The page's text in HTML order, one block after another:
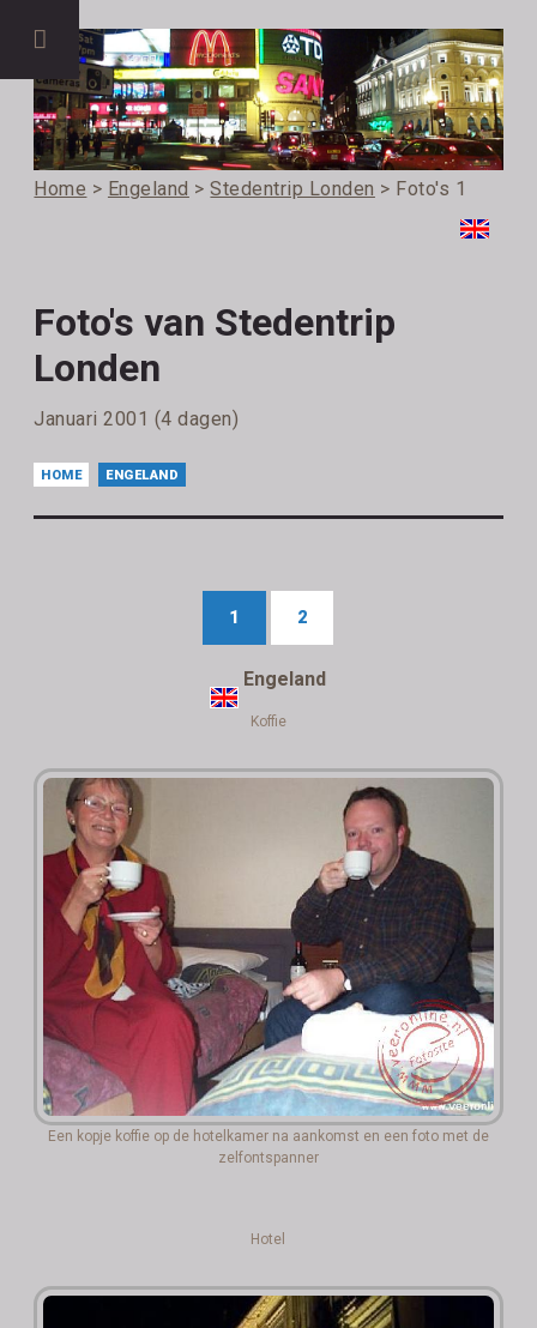
Home > Engeland >Stedentrip Londen > Foto's 1
Foto's van Stedentrip
Londen
Januari 2001 (4 dagen)
HOME ENGELAND
1 2
Engeland
Koffie
Een kopje koffie op de hotelkamer na aankomst en een foto met de
zelfontspanner
Hotel